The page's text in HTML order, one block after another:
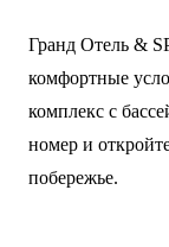
Гранд Отель &
комфортные
комплекс с
номер и
побережье.